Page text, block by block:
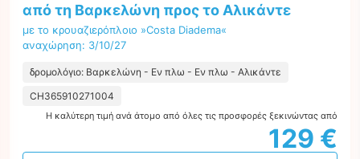
από τη Βαρκελώνη προς το Αλικάντε
με το κρουαζιερόπλοιο »Costa Diadema«
αναχώρηση: 3/10/27
δρομολόγιο: Βαρκελώνη - Εν πλω - Εν πλω - Αλικάντε
CH365910271004
Η καλύτερη τιμή ανά άτομο από όλες τις προσφορές ξεκινώντας από
129 €